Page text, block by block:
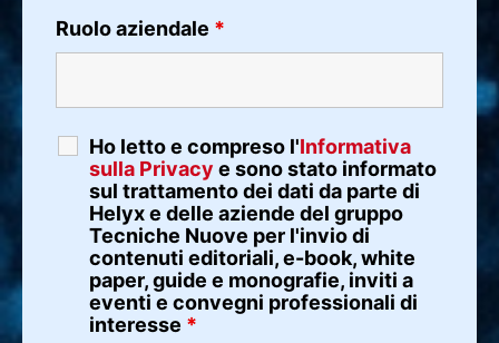
Ruolo aziendale *
Ho letto e compreso l'Informativa
sulla Privacy e sono stato informato
sul trattamento dei dati da parte di
Helyx e delle aziende del gruppo
Tecniche Nuove per l'invio di
contenuti editoriali, e-book, white
paper, guide e monografie, inviti a
eventi e convegni professionali di
interesse *